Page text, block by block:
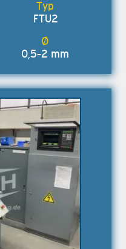
FTU2
0,5-2 mm